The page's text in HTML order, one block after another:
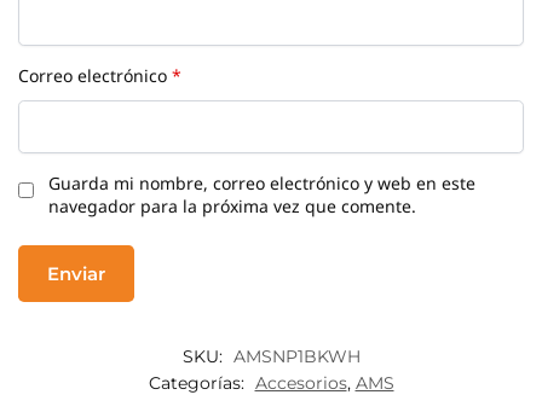
Correo electrónico*
Guarda mi nombre, correo electrónico y web en este
navegador para la próxima vez que comente.
SKU: AMSNP1BKWH
Categorías: Accesorios, AMS